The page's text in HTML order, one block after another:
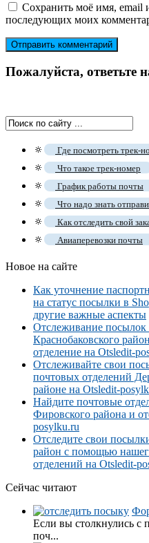
Сохранить моё имя, email
последующих моих
Пожалуйста, ответьте
🔅 Где посмотреть трек-
🔅 Что такое трек-номер
🔅 График работы почты
🔅 Что надо знать
🔅 Как отследить свой
🔅 Авиаперевозки почты
Новое на сайте
Как уточнение
на статус посылки в
другие важные аспекты
Отслеживание посылок
Краснобаковского
отделение на Otsledit-
Отслеживайте свои
почтовых отделений
районе на Otsledit-
Найдите почтовые
Фировского района и
posylku.ru
Отследите свои
район с помощью
отделений на Otsledit-
Сейчас читают
Если вы столкнулись с
поч...